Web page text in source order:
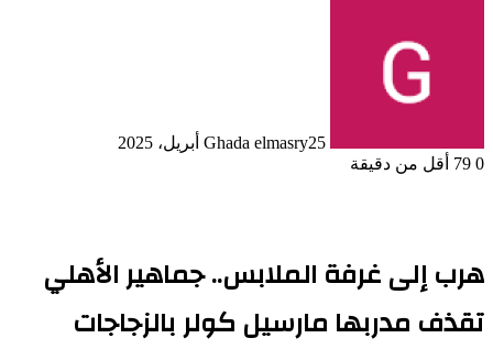
Ghada elmasry25 أبريل، 2025
0
أقل من دقيقة
هرب إلى غرفة الملابس.. جماهير الأهلي
تقذف مدربها مارسيل كولر بالزجاجات